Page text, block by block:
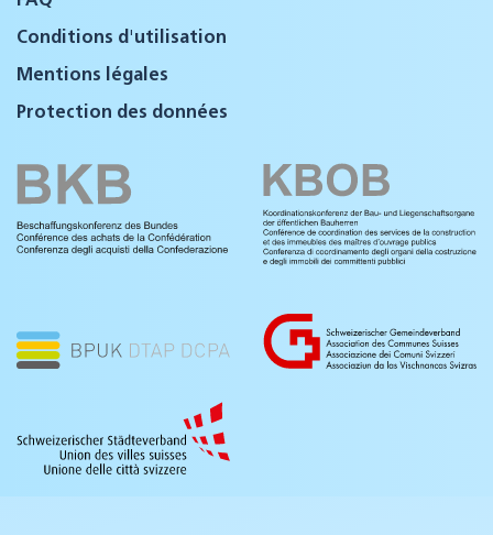
Conditions d'utilisation
Mentions légales
Protection des données